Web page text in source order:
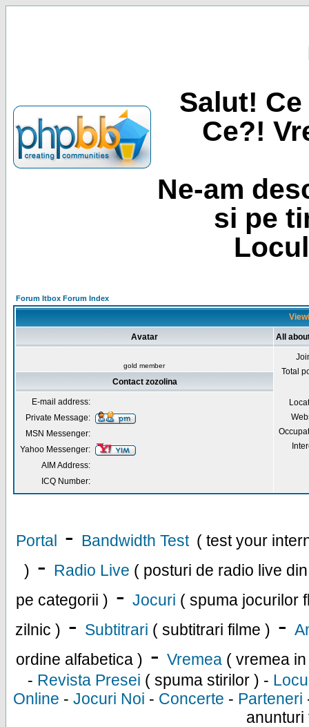
Salut!
Ce?!
Ne-am
si pe
Forum Itbox Forum Index
Avatar All
gold member
Total
Contact zozolina
E-mail address:
Private Message:
MSN Messenger:
Yahoo Messenger:
AIM Address:
ICQ Number:
Portal - Bandwidth Test ( test your
) - Radio Live ( posturi de radio live
pe categorii ) - Jocuri ( spuma jocurilor
zilnic ) - Subtitrari ( subtitrari filme ) -
ordine alfabetica ) - Vremea ( vremea
- Revista Presei ( spuma stirilor ) -
Online - Jocuri Noi - Concerte - Parteneri
anunturi